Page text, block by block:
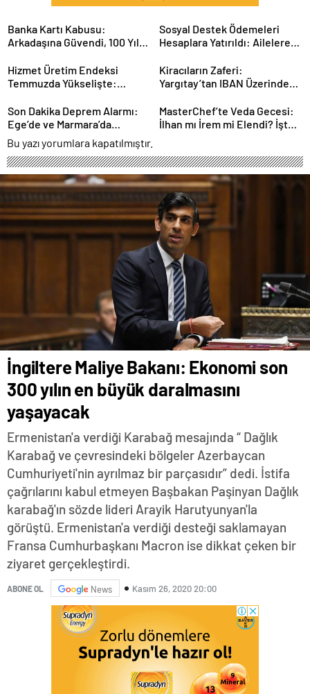
Banka Kartı Kabusu:
Arkadaşına Güvendi, 100 Yıl
Sosyal Destek Ödemeleri
Hesaplara Yatırıldı: Ailelere
Hizmet Üretim Endeksi
Temmuzda Yükselişte:
Kiracıların Zaferi:
Yargıtay’tan IBAN Üzerinden
Son Dakika Deprem Alarmı:
Ege’de ve Marmara’da
Sarsıntılar!
MasterChef’te Veda Gecesi:
İlhan mı İrem mi Elendi? İşte
Bu yazı yorumlara kapatılmıştır.
İngiltere Maliye Bakanı: Ekonomi son
300 yılın en büyük daralmasını
yaşayacak
Ermenistan'a verdiği Karabağ mesajında “ Dağlık
Karabağ ve çevresindeki bölgeler Azerbaycan
Cumhuriyeti'nin ayrılmaz bir parçasıdır” dedi. İstifa
çağrılarını kabul etmeyen Başbakan Paşinyan Dağlık
karabağ'ın sözde lideri Arayik Harutyunyan'la
görüştü. Ermenistan'a verdiği desteği saklamayan
Fransa Cumhurbaşkanı Macron ise dikkat çeken bir
ziyaret gerçekleştirdi.
ABONE OL News Kasım 26, 2020 20:00